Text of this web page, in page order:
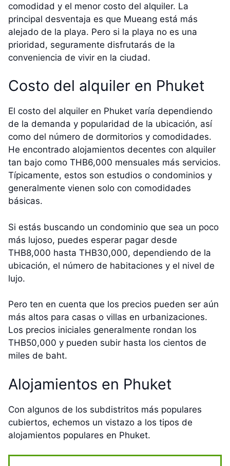
comodidad y el menor costo del alquiler. La
principal desventaja es que Mueang está más
alejado de la playa. Pero si la playa no es una
prioridad, seguramente disfrutarás de la
conveniencia de vivir en la ciudad.
Costo del alquiler en Phuket
El costo del alquiler en Phuket varía dependiendo
de la demanda y popularidad de la ubicación, así
como del número de dormitorios y comodidades.
He encontrado alojamientos decentes con alquiler
tan bajo como THB6,000 mensuales más servicios.
Típicamente, estos son estudios o condominios y
generalmente vienen solo con comodidades
básicas.
Si estás buscando un condominio que sea un poco
más lujoso, puedes esperar pagar desde
THB8,000 hasta THB30,000, dependiendo de la
ubicación, el número de habitaciones y el nivel de
lujo.
Pero ten en cuenta que los precios pueden ser aún
más altos para casas o villas en urbanizaciones.
Los precios iniciales generalmente rondan los
THB50,000 y pueden subir hasta los cientos de
miles de baht.
Alojamientos en Phuket
Con algunos de los subdistritos más populares
cubiertos, echemos un vistazo a los tipos de
alojamientos populares en Phuket.